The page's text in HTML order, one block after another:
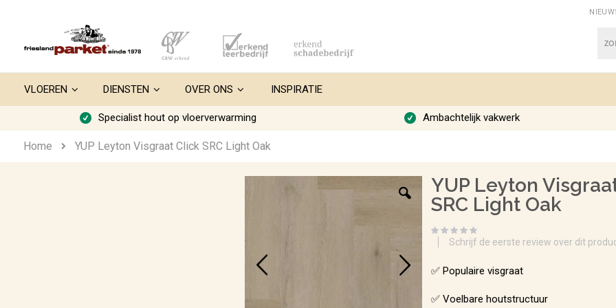
VLOEREN DIENSTEN OVER ONS INSPIRATIE
Specialist hout op vloerverwarming Ambachtelijk vakwerk
Home YUP Leyton Visgraat Click SRC Light Oak
van
afbeeldingen-
YUP Leyton
SRC Light Oak
Schrijf de eerste review over dit
✅ Populaire visgraat
✅ Voelbare houtstructuur